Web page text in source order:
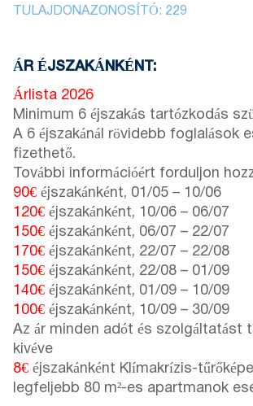
TULAJDONAZONOSÍTÓ: 229
ÁR ÉJSZAKÁNKÉNT:
Árlista 2026
Minimum 6 éjszakás tartózkodás
A 6 éjszakánál rövidebb foglalások
fizethető.
További információért forduljon
90€ éjszakánként, 01/05 – 10/06
120€ éjszakánként, 10/06 – 06/07
150€ éjszakánként, 06/07 – 22/07
170€ éjszakánként, 22/07 – 22/08
150€ éjszakánként, 22/08 – 01/09
140€ éjszakánként, 01/09 – 10/09
100€ éjszakánként, 10/09 – 30/09
Az ár minden adót és szolgáltatást
kivéve
8€ éjszakánként Klímakrízis-
legfeljebb 80 m²-es apartmanok